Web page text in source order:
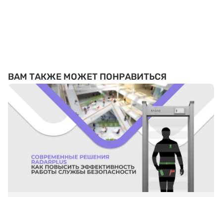
ВАМ ТАКЖЕ МОЖЕТ ПОНРАВИТЬСЯ